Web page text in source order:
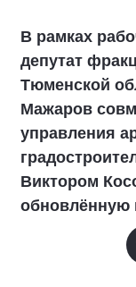
В рамках
депутат
Тюменской
Мажаров
управления
Виктором
обновлённую